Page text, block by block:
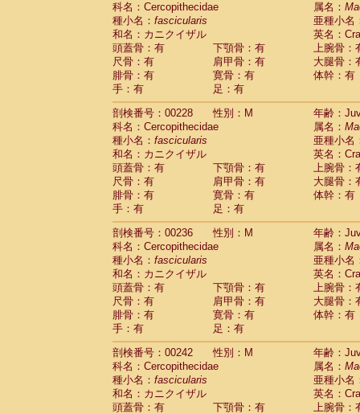
科名：Cercopithecidae
属名：
種小名： fascicularis
亜種小名
和名：カニクイザル
英名：
頭蓋骨：有
下顎骨：有
上腕骨：
尺骨：有
肩甲骨：有
大腿骨：
腓骨：有
寛骨：有
体幹：有
手：有
足：有
剖検番号：00228
性別：M
年齢：
科名：Cercopithecidae
属名：
種小名： fascicularis
亜種小名
和名：カニクイザル
英名：
頭蓋骨：有
下顎骨：有
上腕骨：
尺骨：有
肩甲骨：有
大腿骨：
腓骨：有
寛骨：有
体幹：有
手：有
足：有
剖検番号：00236
性別：M
年齢：
科名：Cercopithecidae
属名：
種小名： fascicularis
亜種小名
和名：カニクイザル
英名：
頭蓋骨：有
下顎骨：有
上腕骨：
尺骨：有
肩甲骨：有
大腿骨：
腓骨：有
寛骨：有
体幹：有
手：有
足：有
剖検番号：00242
性別：M
年齢：
科名：Cercopithecidae
属名：
種小名： fascicularis
亜種小名
和名：カニクイザル
英名：
頭蓋骨：有
下顎骨：有
上腕骨：